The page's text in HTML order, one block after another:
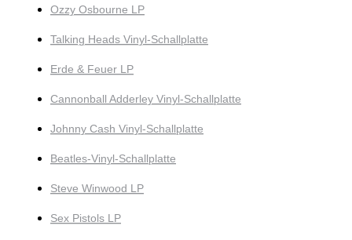
Ozzy Osbourne LP
Talking Heads Vinyl-Schallplatte
Erde & Feuer LP
Cannonball Adderley Vinyl-Schallplatte
Johnny Cash Vinyl-Schallplatte
Beatles-Vinyl-Schallplatte
Steve Winwood LP
Sex Pistols LP